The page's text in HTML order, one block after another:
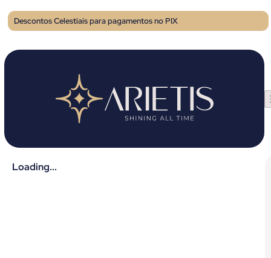
Descontos Celestiais para pagamentos no PIX
Loading...